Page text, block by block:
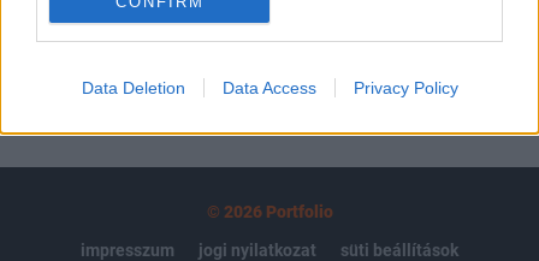
Data Deletion Data Access Privacy Policy
MÁR ELŐFIZETŐNK VAGY?
© 2026 Portfolio
impresszum
jogi nyilatkozat
süti beállítások